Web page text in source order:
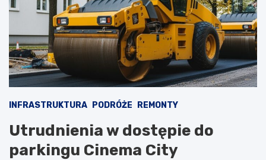
INFRASTRUKTURA PODRÓŻE REMONTY
Utrudnienia w dostępie do
parkingu Cinema City